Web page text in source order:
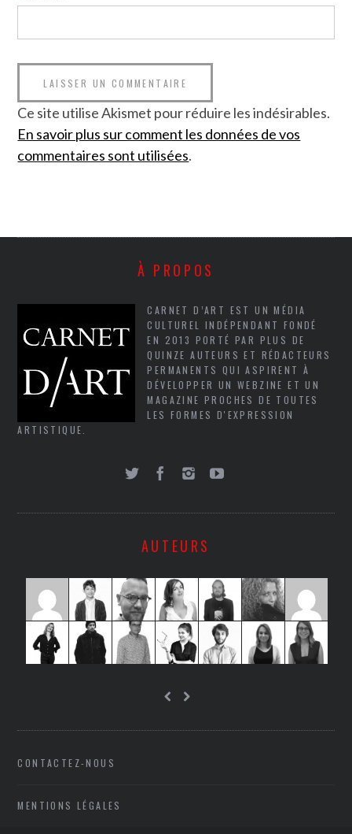
Ce site utilise Akismet pour réduire les indésirables.
En savoir plus sur comment les données de vos
commentaires sont utilisées.
À PROPOS
CARNET D’ART EST UN MÉDIA
CULTUREL INDÉPENDANT FONDÉ
EN 2013 PORTÉ PAR PLUS DE
QUINZE AUTEURS ET RÉDACTEURS
PERMANENTS QUI ASPIRENT À
DÉVELOPPER UN WEBZINE ET UN
MAGAZINE PROCHES DE TOUTES
LES FORMES D'EXPRESSION
ARTISTIQUE.
AUTEURS
CONTACTEZ-NOUS
MENTIONS LÉGALES